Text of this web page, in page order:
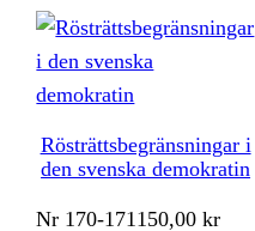
Rösträttsbegränsningar i
den svenska demokratin
Nr 170-171150,00kr